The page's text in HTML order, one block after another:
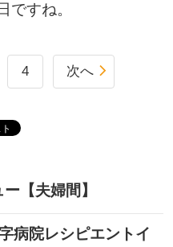
ですね。
4 次へ
【夫婦間】
病院レシピエントイ